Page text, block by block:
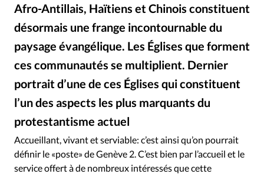
Se connecter
Édition: Internationale
RUBRIQUES
Tous les articles
Actualité chrétienne
Actualité internationale
Chronique
Culture
Dossier
Eglises Foi Génération réveil
Opinions
Publireportage
Relations Aujourd'hui
Société
Tour du monde des Eglises
Trait d'Ixène
Afro-Antillais, Haïtiens et Chinois constituent
désormais une frange incontournable du
paysage évangélique. Les Églises que forment
ces communautés se multiplient. Dernier
portrait d’une de ces Églises qui constituent
l’un des aspects les plus marquants du
protestantisme actuel
Accueillant, vivant et serviable: c’est ainsi qu’on pourrait
définir le «poste» de Genève 2. C’est bien par l’accueil et le
service offert à de nombreux intéressés que cette